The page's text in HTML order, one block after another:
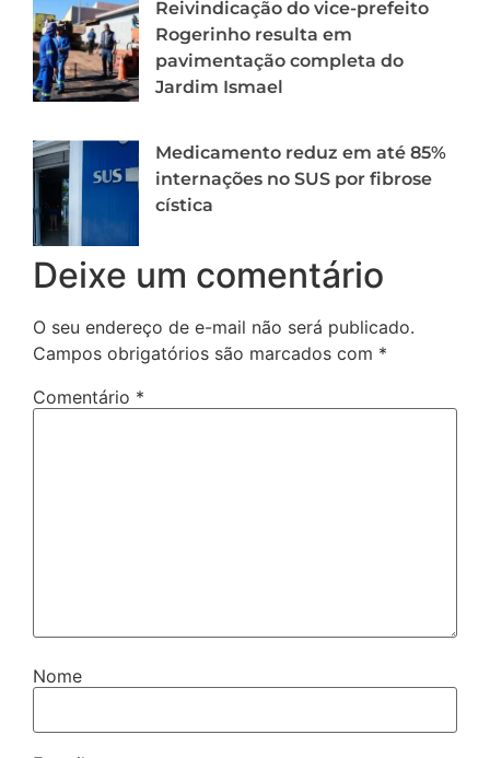
Reivindicação do vice-prefeito
Rogerinho resulta em
pavimentação completa do
Jardim Ismael
Medicamento reduz em até 85%
internações no SUS por fibrose
cística
Deixe um comentário
O seu endereço de e-mail não será publicado.
Campos obrigatórios são marcados com *
Comentário *
Nome